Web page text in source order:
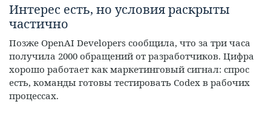
Интерес есть, но условия раскрыты
частично
Позже OpenAI Developers сообщила, что за три часа
получила 2000 обращений от разработчиков. Цифра
хорошо работает как маркетинговый сигнал: спрос
есть, команды готовы тестировать Codex в рабочих
процессах.